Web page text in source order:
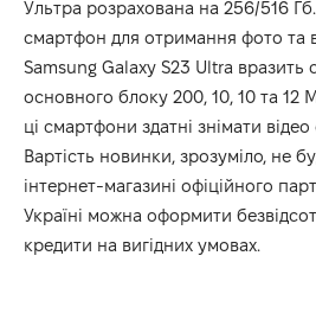
Ультра розрахована на 256/516
смартфон для отримання фото та
Samsung Galaxy S23 Ultra вразить
основного блоку 200, 10, 10 та 12
ці смартфони здатні знімати
Вартість новинки, зрозуміло, не
інтернет-магазині офіційного
Україні можна оформити
кредити на вигідних умовах.